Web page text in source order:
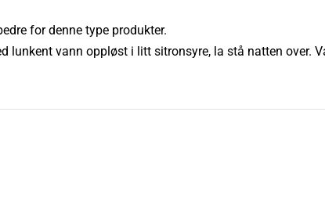
for denne type produkter.
lunkent vann oppløst i litt sitronsyre, la stå natten over.